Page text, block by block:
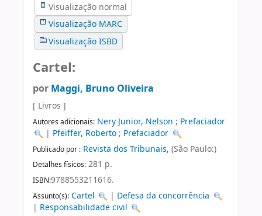
Visualização normal
Visualização MARC
Visualização ISBD
Cartel:
por Maggi, Bruno Oliveira
[ Livros ]
Autores adicionais: Nery Junior, Nelson ; Prefaciador
| Pfeiffer, Roberto; Prefaciador
Publicado por : Revista dos Tribunais, (São Paulo:)
Detalhes físicos: 281 p.
ISBN:9788553211616.
Assunto(s): Cartel | Defesa da concorrência
| Responsabilidade civil